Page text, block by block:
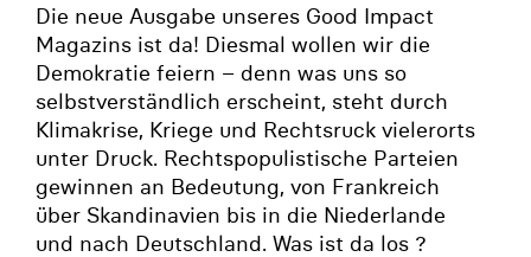
Die neue Ausgabe unseres Good Impact
Magazins ist da! Diesmal wollen wir die
Demokratie feiern – denn was uns so
selbstverständlich erscheint, steht durch
Klimakrise, Kriege und Rechtsruck vielerorts
unter Druck. Rechtspopulistische Parteien
gewinnen an Bedeutung, von Frankreich
über Skandinavien bis in die Niederlande
und nach Deutschland. Was ist da los ?